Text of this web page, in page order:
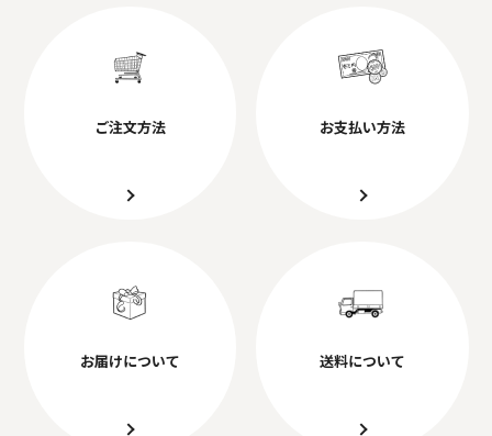
ご注文方法 お支払い方法
お届けについて 送料について